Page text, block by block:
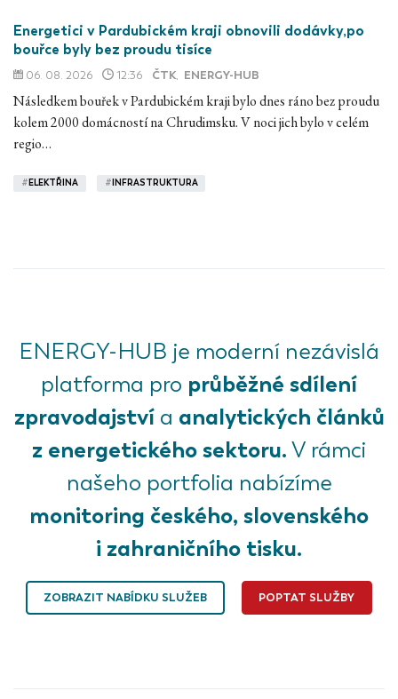
Energetici v Pardubickém kraji obnovili dodávky,po
bouřce byly bez proudu tisíce
06. 08. 2026 12:36 ČTK, ENERGY-HUB
Následkem bouřek v Pardubickém kraji bylo dnes ráno bez proudu
kolem 2000 domácností na Chrudimsku. V noci jich bylo v celém
regio…
# ELEKTŘINA # INFRASTRUKTURA
ENERGY-HUB je moderní nezávislá
platforma pro průběžné sdílení
zpravodajstvía analytických článků
z energetického sektoru. V rámci
našeho portfolia nabízíme
monitoring českého, slovenského
i zahraničního tisku.
ZOBRAZIT NABÍDKU SLUŽEB POPTAT SLUŽBY